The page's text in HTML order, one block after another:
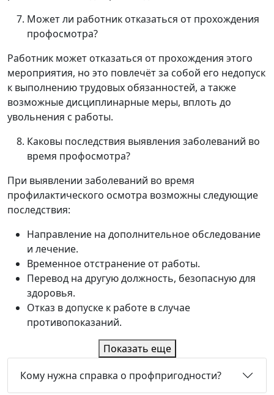
Может ли работник отказаться от прохождения
профосмотра?
Работник может отказаться от прохождения этого
мероприятия, но это повлечёт за собой его недопуск
к выполнению трудовых обязанностей, а также
возможные дисциплинарные меры, вплоть до
увольнения с работы.
Каковы последствия выявления заболеваний во
время профосмотра?
При выявлении заболеваний во время
профилактического осмотра возможны следующие
последствия:
Направление на дополнительное обследование
и лечение.
Временное отстранение от работы.
Перевод на другую должность, безопасную для
здоровья.
Отказ в допуске к работе в случае
противопоказаний.
Показать еще
Кому нужна справка о профпригодности?